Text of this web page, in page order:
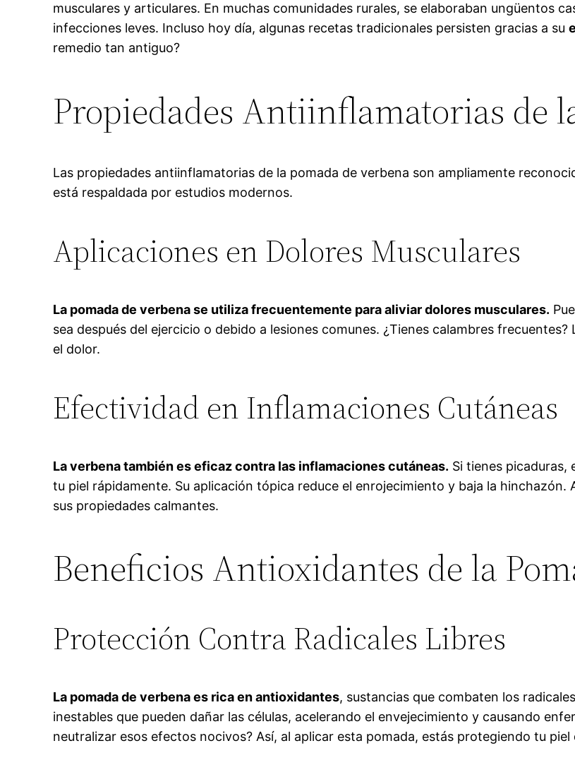
musculares y articulares. En muchas comunidades rurales, se elaboraban ungüentos
infecciones leves. Incluso hoy día, algunas recetas tradicionales persisten gracias a su
remedio tan antiguo?
Propiedades Antiinflamatorias de
Las propiedades antiinflamatorias de la pomada de verbena son ampliamente
está respaldada por estudios modernos.
Aplicaciones en Dolores Musculares
La pomada de verbena se utiliza frecuentemente para aliviar dolores musculares.
sea después del ejercicio o debido a lesiones comunes. ¿Tienes calambres
el dolor.
Efectividad en Inflamaciones Cutáneas
La verbena también es eficaz contra las inflamaciones cutáneas. Si tienes picaduras,
tu piel rápidamente. Su aplicación tópica reduce el enrojecimiento y baja la
sus propiedades calmantes.
Beneficios Antioxidantes de la
Protección Contra Radicales Libres
La pomada de verbena es rica en antioxidantes, sustancias que combaten los
inestables que pueden dañar las células, acelerando el envejecimiento y causando
neutralizar esos efectos nocivos? Así, al aplicar esta pomada, estás protegiendo tu